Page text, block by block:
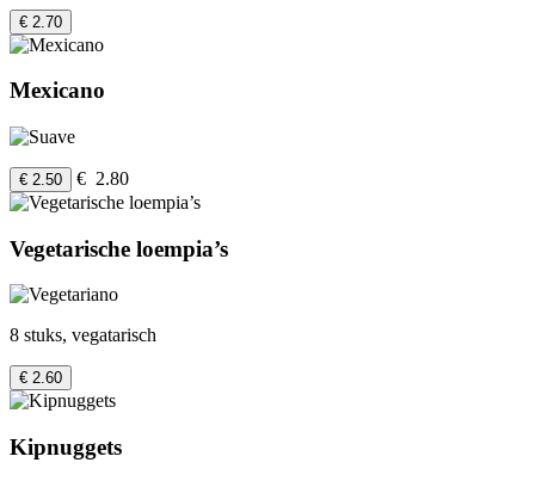
€ 2.70
Mexicano
€ 2.50 € 2.80
Vegetarische loempia’s
8 stuks, vegatarisch
€ 2.60
Kipnuggets